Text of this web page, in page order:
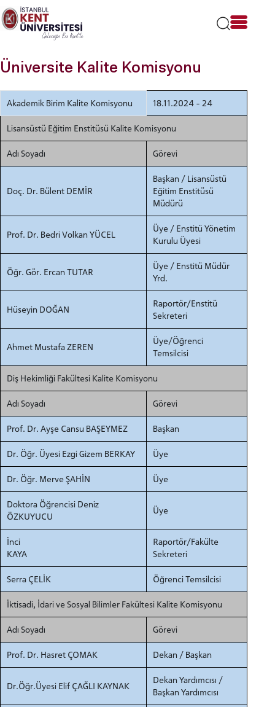
Lütfen
dikkat:
Bu
bir
sistemi
içerir.
Üniversite Kalite Komisyonu
Akademik Birim Kalite Komisyonu 18.11.2024 - 24
Lisansüstü Eğitim Enstitüsü Kalite Komisyonu
Adı Soyadı Görevi
Doç. Dr. Bülent DEMİR
Başkan / Lisansüstü
Eğitim Enstitüsü
Müdürü
Prof. Dr. Bedri Volkan YÜCEL
Üye / Enstitü Yönetim
Kurulu Üyesi
Öğr. Gör. Ercan TUTAR
Üye / Enstitü Müdür
Yrd.
Hüseyin DOĞAN
Raportör/Enstitü
Sekreteri
Ahmet Mustafa ZEREN
Üye/Öğrenci
Temsilcisi
Diş Hekimliği Fakültesi Kalite Komisyonu
Adı Soyadı Görevi
Prof. Dr. Ayşe Cansu BAŞEYMEZ Başkan
Dr. Öğr. Üyesi Ezgi Gizem BERKAY Üye
Dr. Öğr. Merve ŞAHİN Üye
Doktora Öğrencisi Deniz
ÖZKUYUCU
Üye
İnci
KAYA
Raportör/Fakülte
Sekreteri
Serra ÇELİK Öğrenci Temsilcisi
İktisadi, İdari ve Sosyal Bilimler Fakültesi Kalite Komisyonu
Adı Soyadı Görevi
Prof. Dr. Hasret ÇOMAK Dekan / Başkan
Dr.Öğr.Üyesi Elif ÇAĞLI KAYNAK
Dekan Yardımcısı /
Başkan Yardımcısı